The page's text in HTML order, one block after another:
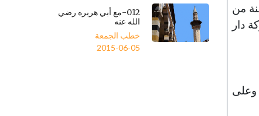
من
دار
وعلى
012-مع أبي هريره رضي
الله عنه
خطب الجمعة
2015-06-05